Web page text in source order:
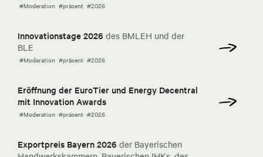
#Moderation #präsent #2026
Innovationstage 2026 des BMLEH und der
BLE
#Moderation #präsent #2026
Eröffnung der EuroTier und Energy Decentral
mit Innovation Awards
#Moderation #präsent #2026
Exportpreis Bayern 2026 der Bayerischen